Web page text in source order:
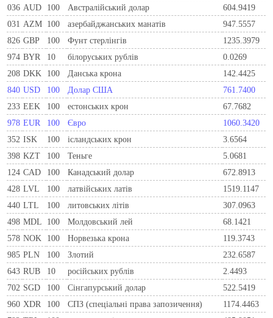
036 AUD 100 Австралійський долар
604.9419
031 AZM 100 азербайджанських манатів
947.5557
826 GBP 100 Фунт стерлінгів
1235.3979
974 BYR 10 білоруських рублів
0.0269
208 DKK 100 Данська крона
142.4425
840 USD 100 Долар США
761.7400
233 EEK 100 естонських крон
67.7682
978 EUR 100 Євро
1060.3420
352 ISK 100 ісландських крон
3.6564
398 KZT 100 Теньге
5.0681
124 CAD 100 Канадський долар
672.8913
428 LVL 100 латвійських латів
1519.1147
440 LTL 100 литовських літів
307.0963
498 MDL 100 Молдовський лей
68.1421
578 NOK 100 Норвезька крона
119.3743
985 PLN 100 Злотий
232.6587
643 RUB 10 російських рублів
2.4493
702 SGD 100 Сінгапурський долар
522.5419
960 XDR 100 СПЗ (спеціальні права запозичення)
1174.4463